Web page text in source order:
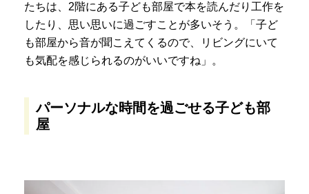
たちは、2階にある子ども部屋で本を読んだり工作を
したり、思い思いに過ごすことが多いそう。「子ど
も部屋から音が聞こえてくるので、リビングにいて
も気配を感じられるのがいいですね」。
パーソナルな時間を過ごせる子ども部
屋